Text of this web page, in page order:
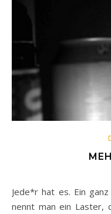
Jede*r hat es. Ein ganz persönliches „Guilty Pleasure“. So
nennt man ein Laster,